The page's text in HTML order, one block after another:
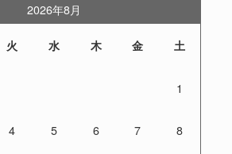
2026年8月
火 水 木 金 土
1
4 5 6 7 8